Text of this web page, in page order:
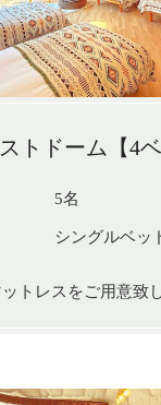
トドーム【4ベ
5名
シングルベッ
トレスをご用意致